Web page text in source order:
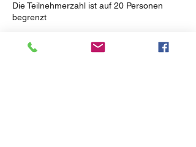
Die Teilnehmerzahl ist auf 20 Personen
begrenzt
Aus organisatorischen Gründen bitten wir
Euch bis zum 30.04.2024 anzumelden.